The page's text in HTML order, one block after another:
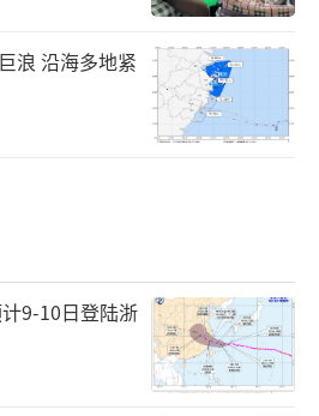
浪 沿海多地紧
9-10日登陆浙